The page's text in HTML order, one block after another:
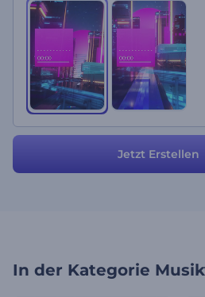
mit auf eine Reise durch Zeit und Raum!
Jetzt Erstellen
In der Kategorie